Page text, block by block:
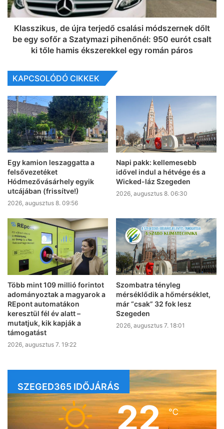
Klasszikus, de újra terjedő csalási módszernek dőlt
be egy sofőr a Szatymazi pihenőnél: 950 eurót csalt
ki tőle hamis ékszerekkel egy román páros
KAPCSOLÓDÓ CIKKEK
Egy kamion leszaggatta a
felsővezetéket
Hódmezővásárhely egyik
utcájában (frissítve!)
2026, augusztus 8. 09:56
Napi pakk: kellemesebb
idővel indul a hétvége és a
Wicked-láz Szegeden
2026, augusztus 8. 06:30
Több mint 109 millió forintot
adományoztak a magyarok a
REpont automatákon
keresztül fél év alatt –
mutatjuk, kik kapják a
támogatást
2026, augusztus 7. 19:22
Szombatra tényleg
mérséklődik a hőmérséklet,
már “csak” 32 fok lesz
Szegeden
2026, augusztus 7. 18:01
SZEGED365 IDŐJÁRÁS
22℃